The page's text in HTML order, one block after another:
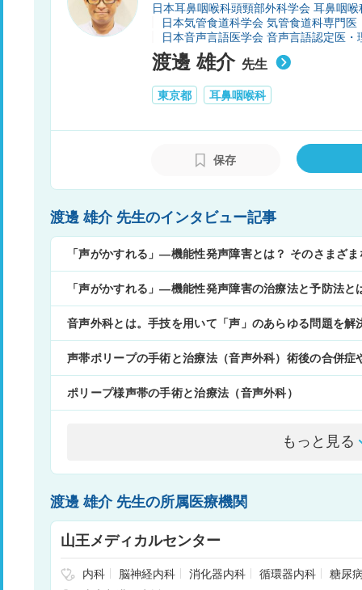
日本耳鼻咽喉科頭頸部外科学会 耳鼻咽
日本気管食道科学会 気管食道科専門医
日本音声言語医学会 音声言語認定医・
渡邊 雄介 先生
東京都 耳鼻咽喉科
保存
渡邊 雄介 先生のインタビュー記事
「声がかすれる」―機能性発声障害とは？ そのさまざ
「声がかすれる」―機能性発声障害の治療法と予防法
音声外科とは。手技を用いて「声」のあらゆる問題を解
声帯ポリープの手術と治療法（音声外科）術後の合併症
ポリープ様声帯の手術と治療法（音声外科）
もっと見る
渡邊 雄介 先生の所属医療機関
山王メディカルセンター
内科 脳神経内科 消化器内科 循環器内科
糖尿